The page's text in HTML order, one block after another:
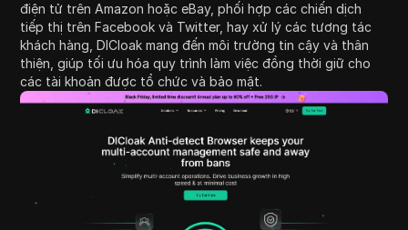
điện tử trên Amazon hoặc eBay, phối hợp các chiến dịch
tiếp thị trên Facebook và Twitter, hay xử lý các tương tác
khách hàng, DICloak mang đến môi trường tin cậy và thân
thiện, giúp tối ưu hóa quy trình làm việc đồng thời giữ cho
các tài khoản được tổ chức và bảo mật.